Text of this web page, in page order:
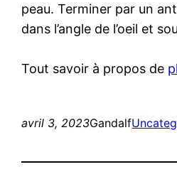
peau. Terminer par un
dans l’angle de l’oeil et
Tout savoir à propos de
avril 3, 2023Gandalf